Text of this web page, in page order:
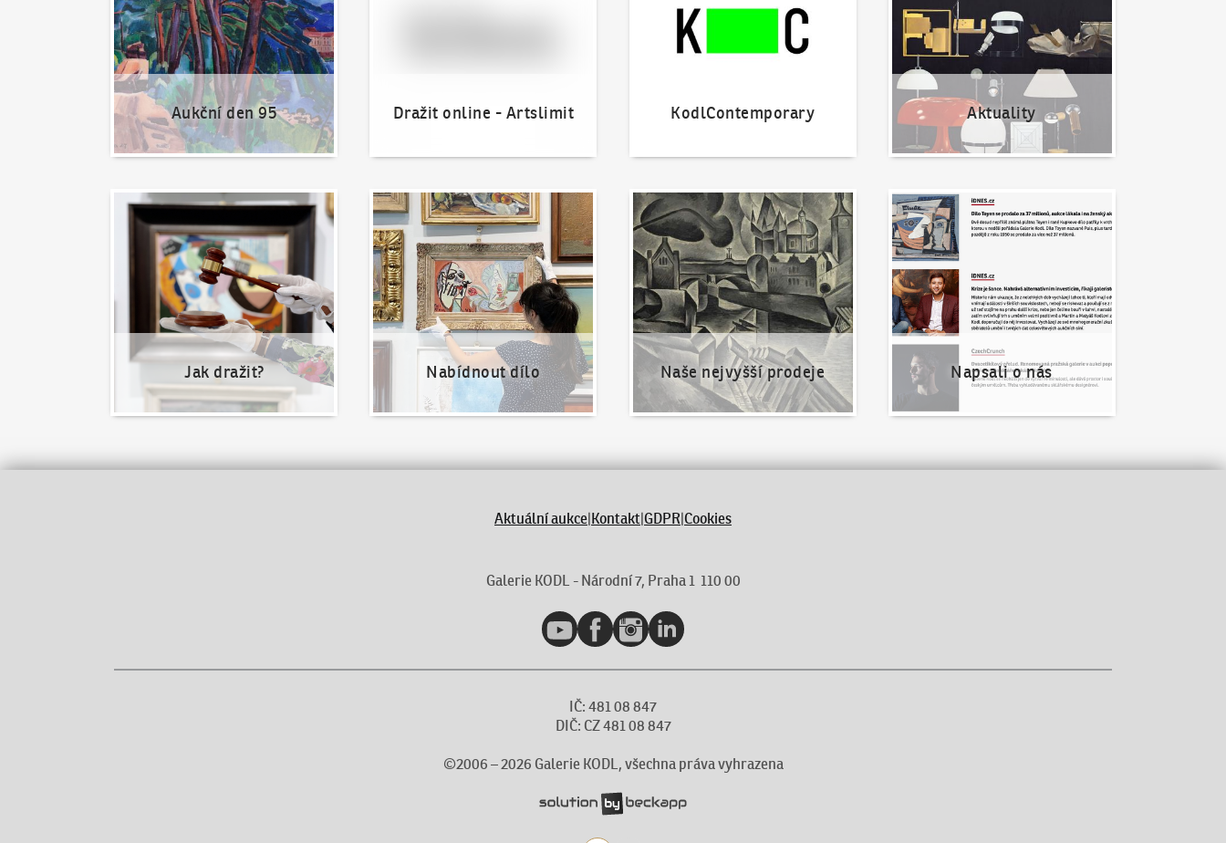
Aukční den 95 Dražit online - Artslimit KodlContemporary Aktuality
Jak dražit?
Jak dražit?
Nabídnout dílo
Nabídnout dílo
Naše nejvyšší prodeje
Naše nejvyšší prodeje
Napsali o nás
Napsali o nás
Aktuální aukce|Kontakt|GDPR|Cookies
Galerie KODL - Národní 7, Praha 1 110 00
YouTubeFacebookInstagramLinkedIn
IČ: 481 08 847
DIČ: CZ 481 08 847
©2006 –2026 Galerie KODL, všechna práva vyhrazena